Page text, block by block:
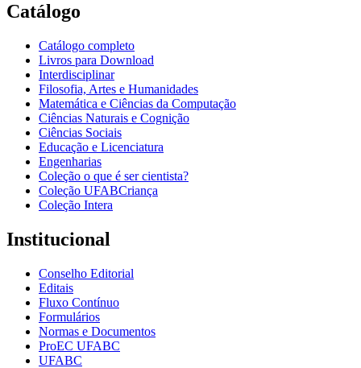
Catálogo
Catálogo completo
Livros para Download
Interdisciplinar
Filosofia, Artes e Humanidades
Matemática e Ciências da Computação
Ciências Naturais e Cognição
Ciências Sociais
Educação e Licenciatura
Engenharias
Coleção o que é ser cientista?
Coleção UFABCriança
Coleção Intera
Institucional
Conselho Editorial
Editais
Fluxo Contínuo
Formulários
Normas e Documentos
ProEC UFABC
UFABC